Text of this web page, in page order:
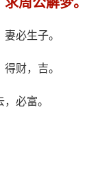
必生子。
财，吉。
必富。